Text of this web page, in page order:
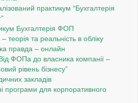
практикум “Бухгалтерія
Бухгалтерія ФОП
– теорія та реальність в обліку
правда – онлайн
ФОПа до власника компанії –
рівень бізнесу”
закладів
програми для корпоративного